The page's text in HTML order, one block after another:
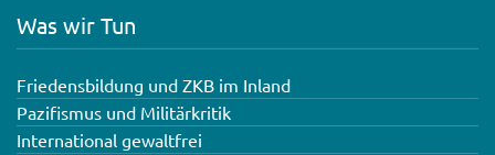
Was wir Tun
Friedensbildung und ZKB im Inland
Pazifismus und Militärkritik
International gewaltfrei